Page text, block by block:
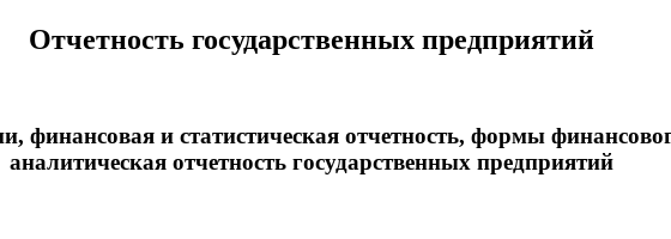
Отчетность государственных предприятий
и статистическая отчетность, формы
аналитическая отчетность государственных предприятий